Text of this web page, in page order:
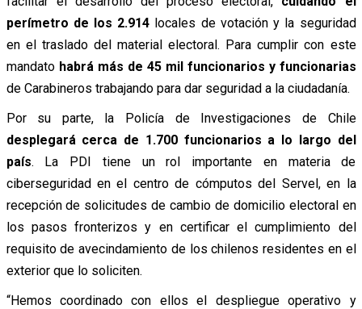
perímetro de los 2.914 locales de votación y la seguridad
en el traslado del material electoral. Para cumplir con este
mandato habrá más de 45 mil funcionarios y funcionarias
de Carabineros trabajando para dar seguridad a la ciudadanía.
Por su parte, la Policía de Investigaciones de Chile
desplegará cerca de 1.700 funcionarios a lo largo del
país. La PDI tiene un rol importante en materia de
ciberseguridad en el centro de cómputos del Servel, en la
recepción de solicitudes de cambio de domicilio electoral en
los pasos fronterizos y en certificar el cumplimiento del
requisito de avecindamiento de los chilenos residentes en el
exterior que lo soliciten.
“Hemos coordinado con ellos el despliegue operativo y